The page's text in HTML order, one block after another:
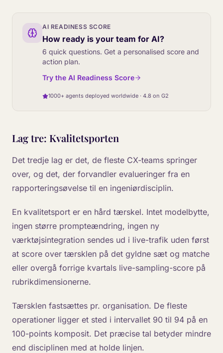
AI READINESS SCORE
How ready is your team for AI?
6 quick questions. Get a personalised score and
action plan.
Try the AI Readiness Score
1000+ agents deployed worldwide · 4.8 on G2
Lag tre: Kvalitetsporten
Det tredje lag er det, de fleste CX-teams springer
over, og det, der forvandler evalueringer fra en
rapporteringsøvelse til en ingeniørdisciplin.
En kvalitetsport er en hård tærskel. Intet modelbytte,
ingen større prompteændring, ingen ny
værktøjsintegration sendes ud i live-trafik uden først
at score over tærsklen på det gyldne sæt og matche
eller overgå forrige kvartals live-sampling-score på
rubrikdimensionerne.
Tærsklen fastsættes pr. organisation. De fleste
operationer ligger et sted i intervallet 90 til 94 på en
100-points komposit. Det præcise tal betyder mindre
end disciplinen med at holde linjen.